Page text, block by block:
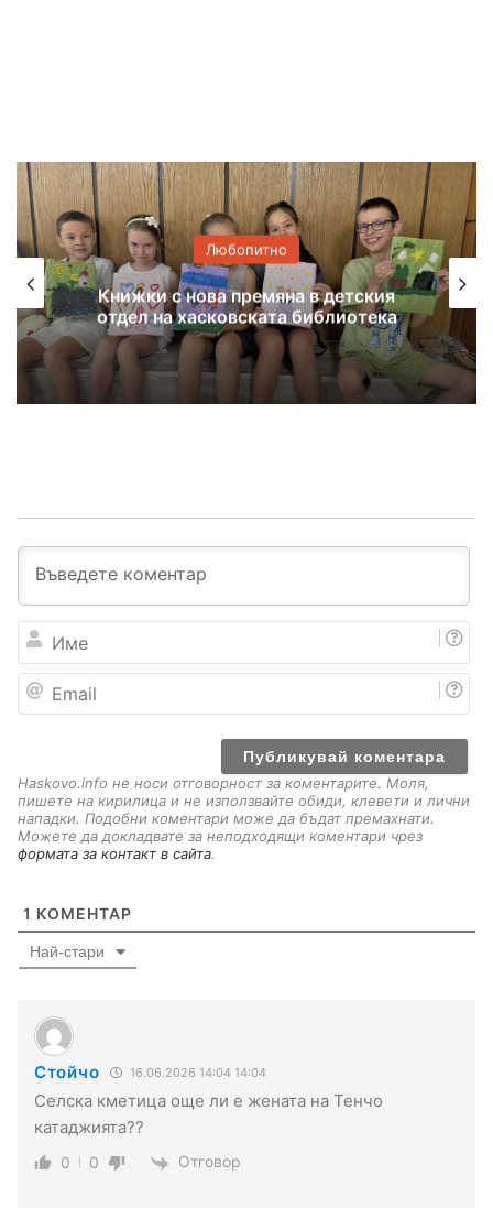
Любопитно
Книжки с нова премяна в детския
отдел на хасковската библиотека
е
a
Haskovo.info не носи отговорност за коментарите. Моля,
пишете на кирилица и не използвайте обиди, клевети и лични
нападки. Подобни коментари може да бъдат премахнати.
Можете да докладвате за неподходящи коментари чрез
формата за контакт в сайта.
1 КОМЕНТАР
Най-стари
Стойчо 16.06.2026 14:04 14:04
Селска кметица още ли е жената на Тенчо
катаджията??
0 0 Отговор